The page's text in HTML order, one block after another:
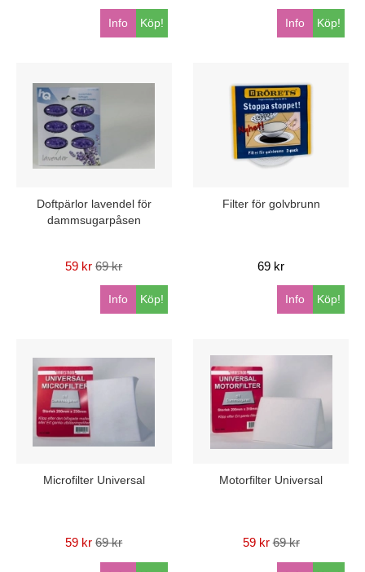
Köp!
Info Köp!
Info
Doftpärlor lavendel för
dammsugarpåsen
59 kr 69 kr
Köp!
Info
Filter för golvbrunn
69 kr
Köp!
Info
Microfilter Universal
59 kr 69 kr
Motorfilter Universal
59 kr 69 kr